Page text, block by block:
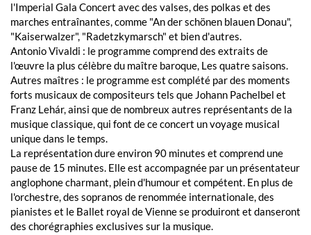
l'Imperial Gala Concert avec des valses, des polkas et des
marches entraînantes, comme "An der schönen blauen Donau",
"Kaiserwalzer", "Radetzkymarsch" et bien d'autres.
Antonio Vivaldi : le programme comprend des extraits de
l'œuvre la plus célèbre du maître baroque, Les quatre saisons.
Autres maîtres : le programme est complété par des moments
forts musicaux de compositeurs tels que Johann Pachelbel et
Franz Lehár, ainsi que de nombreux autres représentants de la
musique classique, qui font de ce concert un voyage musical
unique dans le temps.
La représentation dure environ 90 minutes et comprend une
pause de 15 minutes. Elle est accompagnée par un présentateur
anglophone charmant, plein d'humour et compétent. En plus de
l'orchestre, des sopranos de renommée internationale, des
pianistes et le Ballet royal de Vienne se produiront et danseront
des chorégraphies exclusives sur la musique.